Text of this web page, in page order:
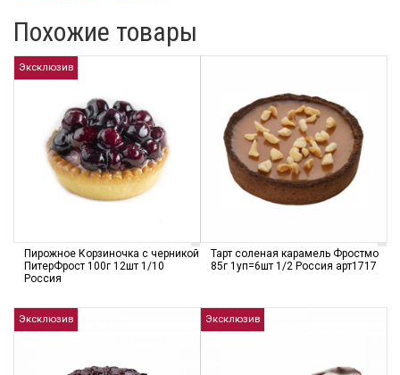
Похожие товары
Эксклюзив
Пирожное Корзиночка с черникой
ПитерФрост 100г 12шт 1/10
Россия
Тарт соленая карамель Фростмо
85г 1уп=6шт 1/2 Россия арт1717
Эксклюзив Эксклюзив